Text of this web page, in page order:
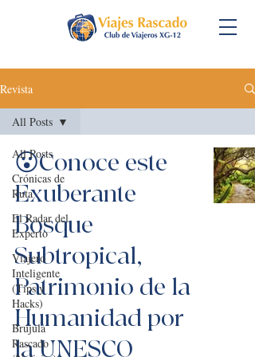
Revista
All Posts
Crónicas de
Ruta
El Radar del
Experto
Viajero
Inteligente
(Tips y
Hacks)
Brújula
Rascado
All Posts
😮Conoce este
Exuberante
Bosque
Subtropical,
Patrimonio de la
Humanidad por
la UNESCO